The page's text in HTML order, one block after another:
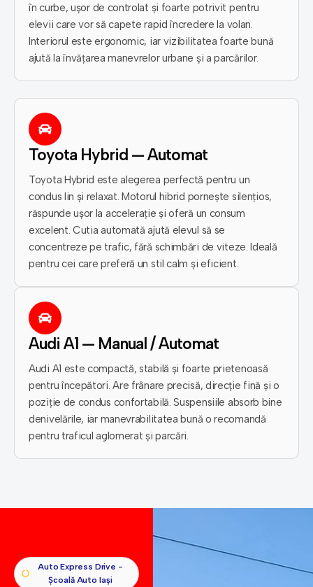
în curbe, ușor de controlat și foarte potrivit pentru
elevii care vor să capete rapid încredere la volan.
Interiorul este ergonomic, iar vizibilitatea foarte bună
ajută la învățarea manevrelor urbane și a parcărilor.
Toyota Hybrid — Automat
Toyota Hybrid este alegerea perfectă pentru un
condus lin și relaxat. Motorul hibrid pornește silențios,
răspunde ușor la accelerație și oferă un consum
excelent. Cutia automată ajută elevul să se
concentreze pe trafic, fără schimbări de viteze. Ideală
pentru cei care preferă un stil calm și eficient.
Audi A1 — Manual / Automat
Audi A1 este compactă, stabilă și foarte prietenoasă
pentru începători. Are frânare precisă, direcție fină și o
poziție de condus confortabilă. Suspensiile absorb bine
denivelările, iar manevrabilitatea bună o recomandă
pentru traficul aglomerat și parcări.
Auto Express Drive -
Școală Auto Iași